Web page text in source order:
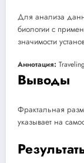
Для анализа
биологии с
значимости
Аннотация:
Выводы
Фрактальная
указывает на